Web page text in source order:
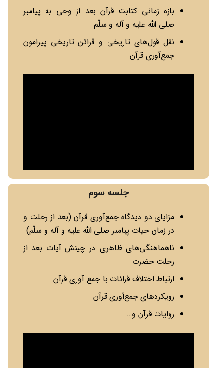
بازه زمانی کتابت قرآن بعد از وحی به پیامبر
صلی الله علیه و آله و سلّم
نقل قول‌های تاریخی و قرائن تاریخی پیرامون
جمع‌آوری قرآن
جلسه سوم
مزایای دو دیدگاه جمع‌آوری قرآن (بعد از رحلت و
در زمان حیات پیامبر صلی الله علیه و آله و سلّم)
ناهماهنگی‌های ظاهری در چینش آیات بعد از
رحلت حضرت
ارتباط اختلاف قرائات با جمع آوری قرآن
رویکردهای جمع‌آوری قرآن
روایات قرآن و…